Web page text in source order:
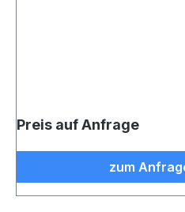
Preis auf Anfrage
zum